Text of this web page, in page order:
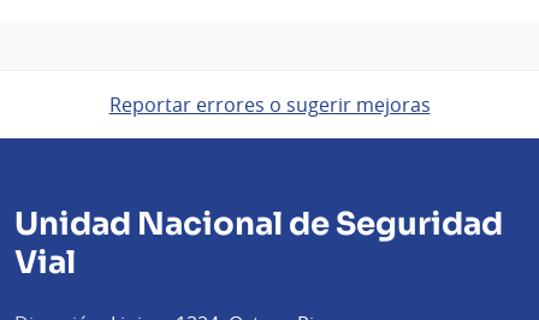
Reportar errores o sugerir mejoras
Unidad Nacional de Seguridad
Vial